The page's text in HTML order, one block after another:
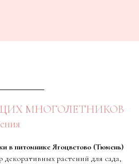
МНОГОЛЕТНИКОВ
в питомнике Ягоцветово (Тюмень)
растений для сада,